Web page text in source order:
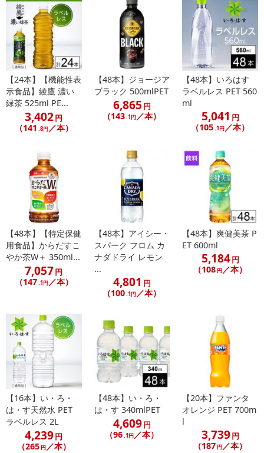
【24本】【機能性表
示食品】綾鷹 濃い
緑茶 525ml PE...
3,402円
（141 .8円／本）
【48本】ジョージア
ブラック 500mlPET
6,865 円
（143.1円／本）
【48本】いろはす
ラベルレス PET 560
ml
5,041 円
（105.1円／本）
【48本】【特定保健
用食品】からだすこ
やか茶W＋ 350ml...
7,057円
（147.1円／本）
【48本】アイシー・
スパーク フロム カ
ナダドライ レモン
...
4,801 円
（100.1円 ／本）
【48本】爽健美茶 P
ET 600ml
5,184円
（108 円 ／本）
【16本】い・ろ・
は・す天然水 PET
ラベルレス 2L
4,239円
（265 円／本）
【48本】い・ろ・
は・す 340mlPET
4,609円
（96.1円／本）
【20本】ファンタ
オレンジ PET 700m
l
3,739円
（187 円／本）